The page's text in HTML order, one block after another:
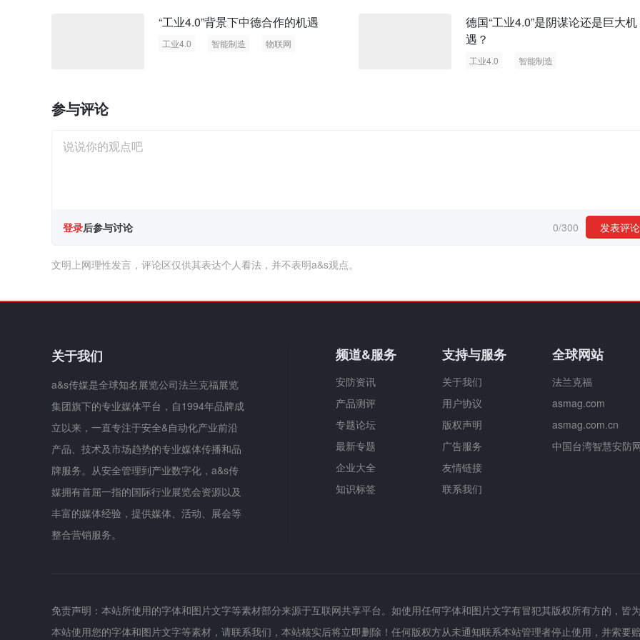
“工业4.0”背景下中德合作的机遇
工业4.0 智能制造
物联网
德国“工业4.0”是阴谋论还是巨大机
遇？
工业4.0 智能制造
参与评论
登录后参与讨论 0/300 发表评论
文明上网理性发言，评论区仅供其表达个人看法，并不表明a&s观点。
关于我们
a&s传媒是全球知名展览公司法兰克福展览
集团旗下的专业媒体平台，自1994年品牌成
立以来，一直专注于安全&自动化产业前沿
产品、技术及市场趋势的专业媒体传播和品
牌服务。从安全管理到产业数字化，a&s传
媒拥有首屈一指的国际行业展览会资源以及
丰富的媒体经验，提供媒体、活动、展会等
整合营销服务。
频道&服务
安防资讯
产品测评
专题论坛
最新专题
企业大全
知识标签
支持与服务
关于我们
用户协议
版权声明
广告服务
友情链接
联系我们
全球网站
法兰克福
asmag.com
asmag.com.cn
中国台湾智慧安防
免责声明：本站所使用的字体和图片文字等素材部分来源于互联网共享平台。如使用任何字体和图片文字有冒犯其版权所有方的，
本站使用您的字体和图片文字等素材，请联系我们，本站核实后将立即删除！任何版权方从未通知联系本站管理者停止使用，并索要